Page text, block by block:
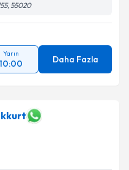
55020
Yarın
10:00 Daha Fazla